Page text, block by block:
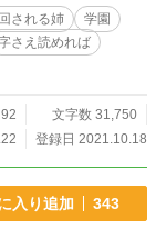
７年後、 『王女殿下
公が違います。未読
俺の心を
リーズ５作目、オリヴ
される姉
学園
さえ読めれば
文字数 31,750
登録日 2021.10.18
入り追加 343